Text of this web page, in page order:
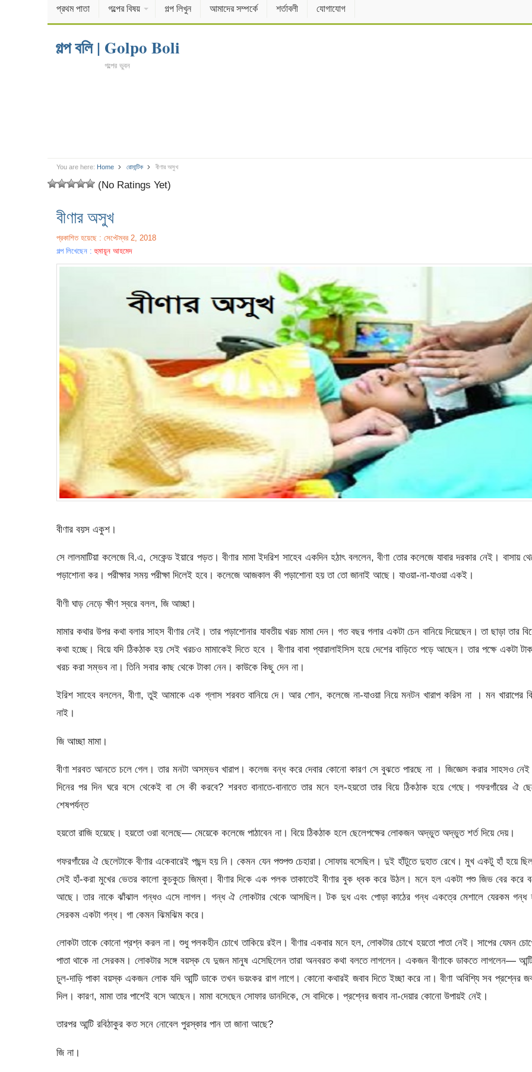
প্রথম পাতা গল্পের বিষয় গল্প লিখুন আমাদের সম্পর্কে শর্তাবলী যোগাযোগ
গল্প বলি | Golpo Boli
গল্পের ভুবন
You are here: Home রোমান্টিক বীণার অসুখ
(No Ratings Yet)
বীণার অসুখ
প্রকাশিত হয়েছে : সেপ্টেম্বর 2, 2018
গল্প লিখেছেন :হুমায়ূন আহমেদ
বীণার বয়স একুশ।
সে লালমাটিয়া কলেজে বি.এ, সেকেন্ড ইয়ারে পড়ত। বীণার মামা ইদরিশ সাহেব একদিন হঠাৎ বললেন, বীণা তোর কলেজে যাবার দরকার নেই। বাসায়
পড়াশােনা কর। পরীক্ষার সময় পরীক্ষা দিলেই হবে। কলেজে আজকাল কী পড়াশােনা হয় তা তো জানাই আছে। যাওয়া-না-যাওয়া একই।
বীণী ঘাড় নেড়ে ক্ষীণ স্বরে বলল, জি আচ্ছা।
মামার কথার উপর কথা বলার সাহস বীণার নেই। তার পড়াশােনার যাবতীয় খরচ মামা দেন। গত বছর গলার একটা চেন বানিয়ে দিয়েছেন। তা ছাড়া তার
কথা হচ্ছে। বিয়ে যদি ঠিকঠাক হয় সেই খরচও মামাকেই দিতে হবে । বীণার বাবা প্যারালাইসিস হয়ে দেশের বাড়িতে পড়ে আছেন। তার পক্ষে একটা
খরচ করা সম্ভব না। তিনি সবার কাছ থেকে টাকা নেন। কাউকে কিছু দেন না।
ইরিশ সাহেব বললেন, বীণা, তুই আমাকে এক গ্লাস শরবত বানিয়ে দে। আর শােন, কলেজে না-যাওয়া নিয়ে মনটন খারাপ করিস না । মন খারাপের
নাই।
জি আচ্ছা মামা।
বীণা শরবত আনতে চলে গেল। তার মনটা অসম্ভব খারাপ। কলেজ বন্ধ করে দেবার কোনো কারণ সে বুঝতে পারছে না । জিজ্ঞেস করার সাহসও
দিনের পর দিন ঘরে বসে থেকেই বা সে কী করবে? শরবত বানাতে-বানাতে তার মনে হল-হয়তো তার বিয়ে ঠিকঠাক হয়ে গেছে। গফরগাঁয়ের ঐ
শেষপর্যন্ত
হয়তো রাজি হয়েছে। হয়তো ওরা বলেছে— মেয়েকে কলেজে পাঠাবেন না। বিয়ে ঠিকঠাক হলে ছেলেপক্ষের লোকজন অদ্ভুত অদ্ভুত শর্ত দিয়ে দেয়।
গফরগাঁয়ের ঐ ছেলেটাকে বীণার একেবারেই পছন্দ হয় নি। কেমন যেন পশুপশু চেহারা। সোফায় বসেছিল। দুই হাঁটুতে দুহাত রেখে। মুখ একটু হাঁ হয়ে
সেই হাঁ-করা মুখের ভেতর কালো কুচকুচে জিম্বা। বীণার দিকে এক পলক তাকাতেই বীণার বুক ধ্বক করে উঠল। মনে হল একটা পশু জিভ বের করে
আছে। তার নাকে ঝাঁঝাল গন্ধও এসে লাগল। গন্ধ ঐ লোকটার থেকে আসছিল। টক দুধ এবং পোড়া কাঠের গন্ধ একত্রে মেশালে যেরকম গন্ধ
সেরকম একটা গন্ধ। গা কেমন ঝিমঝিম করে।
লোকটা তাকে কোনো প্রশ্ন করল না। শুধু পলকহীন চোখে তাকিয়ে রইল। বীণার একবার মনে হল, লোকটার চোখে হয়তো পাতা নেই। সাপের যেমন
পাতা থাকে না সেরকম। লোকটার সঙ্গে বয়স্ক যে দুজন মানুষ এসেছিলেন তারা অনবরত কথা বলতে লাগলেন। একজন বীণাকে ডাকতে লাগলেন—
চুল-দাড়ি পাকা বয়স্ক একজন লোক যদি আন্টি ডাকে তখন ভয়ংকর রাগ লাগে। কোনো কথারই জবাব দিতে ইচ্ছা করে না। বীণা অবিশ্যি সব প্রশ্নের
দিল। কারণ, মামা তার পাশেই বসে আছেন। মামা বসেছেন সোফার ডানদিকে, সে বাদিকে। প্রশ্নের জবাব না-দেয়ার কোনো উপায়ই নেই।
তারপর আন্টি রবিঠাকুর কত সনে নোবেল পুরস্কার পান তা জানা আছে?
জি না।